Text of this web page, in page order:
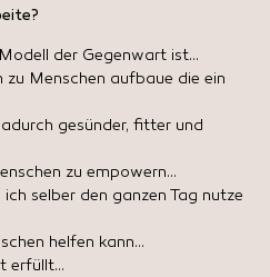
der Gegenwart ist…
zu Menschen aufbaue die ein
gesünder, fitter und
zu empowern…
selber den ganzen Tag nutze
helfen kann…
erfüllt…